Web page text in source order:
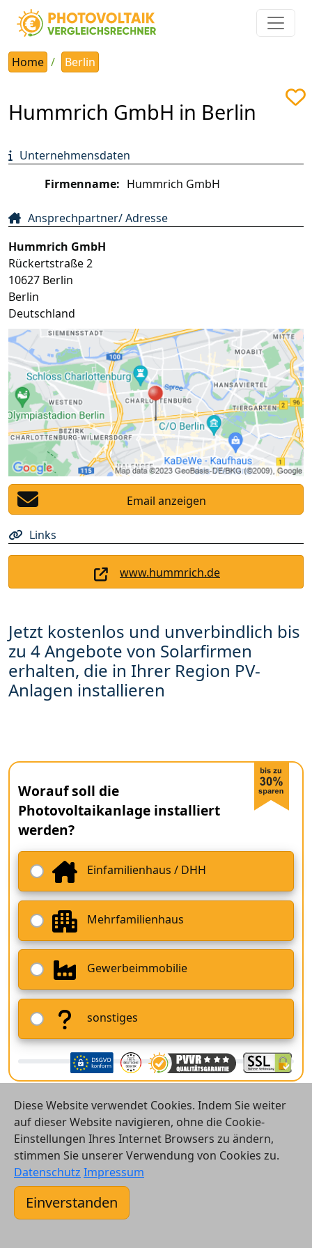
Home Berlin
Hummrich GmbH in Berlin
Unternehmensdaten
Firmenname: Hummrich GmbH
Ansprechpartner/ Adresse
Hummrich GmbH
Rückertstraße 2
10627 Berlin
Berlin
Deutschland
Email anzeigen
Links
www.hummrich.de
Jetzt kostenlos und unverbindlich bis
zu 4 Angebote von Solarfirmen
erhalten, die in Ihrer Region PV-
Anlagen installieren
Worauf soll die
Photovoltaikanlage installiert
werden?
Einfamilienhaus / DHH
Mehrfamilienhaus
Gewerbeimmobilie
sonstiges
© 2026 Vergleichsrechner24 GmbH
Kontakt
Diese Website verwendet Cookies. Indem Sie weiter
auf dieser Website navigieren, ohne die Cookie-
Einstellungen Ihres Internet Browsers zu ändern,
stimmen Sie unserer Verwendung von Cookies zu.
Datenschutz Impressum
Einverstanden